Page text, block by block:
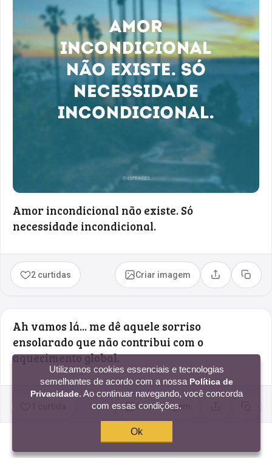
Amor incondicional não existe. Só
necessidade incondicional.
2 curtidas Criar imagem Compartilhar
Copiar
Ah vamos lá... me dê aquele sorriso
ensolarado que não contribui com o
aquecimento global.
Criar imagem Compartilhar
Copiar
Utilizamos cookies essenciais e tecnologias
semelhantes de acordo com a nossa Política de
Privacidade. Ao continuar navegando, você concorda
com essas condições.
Ok